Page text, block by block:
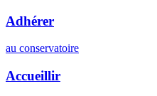
Adhérer
au conservatoire
Accueillir